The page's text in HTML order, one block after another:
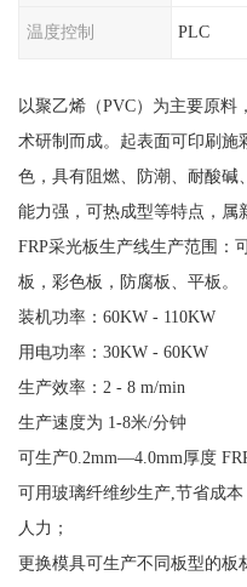
温度控制 PLC
以聚乙烯（PVC）为主要原
术研制而成。起表面可印刷施
色，具有阻燃、防潮、耐酸
能力强，可热成型等特点，属
FRP采光板生产线生产范围：
板，彩色板，防腐板、平板。
装机功率：60KW - 110KW
用电功率：30KW - 60KW
生产效率：2 - 8 m/min
生产速度为 1-8米/分钟
可生产0.2mm—4.0mm厚度
可用玻璃纤维纱生产,节省成
人力；
更换模具可生产不同板型的板